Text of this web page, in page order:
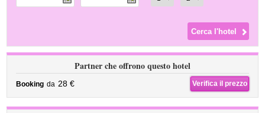
Partner che offrono questo hotel
Booking da 28 € Verifica il prezzo